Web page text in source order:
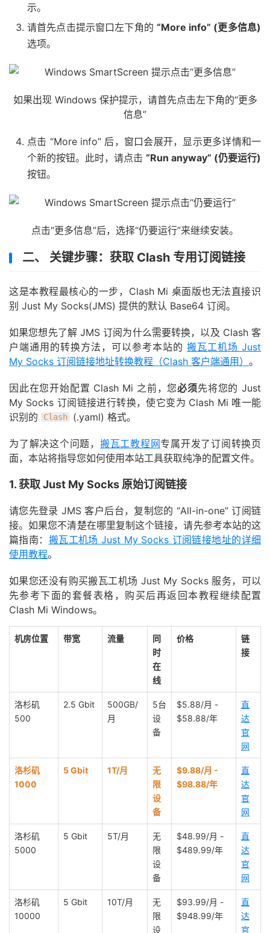
示。
请首先点击提示窗口左下角的 “More info” (更多信息)
选项。
如果出现 Windows 保护提示，请首先点击左下角的“更多
信息”
点击 “More info” 后，窗口会展开，显示更多详情和一
个新的按钮。此时，请点击 “Run anyway” (仍要运行)
按钮。
点击“更多信息”后，选择“仍要运行”来继续安装。
二、 关键步骤：获取 Clash 专用订阅链接
这是本教程最核心的一步，Clash Mi 桌面版也无法直接识
别 Just My Socks(JMS) 提供的默认 Base64 订阅。
如果您想先了解 JMS 订阅为什么需要转换，以及 Clash 客
户端通用的转换方法，可以参考本站的 搬瓦工机场 Just
My Socks 订阅链接地址转换教程（Clash 客户端通用） 。
因此在您开始配置 Clash Mi 之前，您必须先将您的 Just
My Socks 订阅链接进行转换，使它变为 Clash Mi 唯一能
识别的
Clash (.yaml) 格式。
为了解决这个问题， 搬瓦工教程网专属开发了订阅转换页
面，本站将指导您如何使用本站工具获取纯净的配置文件。
1. 获取 Just My Socks 原始订阅链接
请您先登录 JMS 客户后台，复制您的 “All-in-one” 订阅链
接。如果您不清楚在哪里复制这个链接，请先参考本站的这
篇指南： 搬瓦工机场 Just My Socks 订阅链接地址的详细
使用教程。
如果您还没有购买搬瓦工机场 Just My Socks 服务，可以
先参考下面的套餐表格，购买后再返回本教程继续配置
Clash Mi Windows。
机房位置 带宽 流量
同
时
在
线
价格
链
接
洛杉矶
500
2.5 Gbit
500GB/
月
5台
设
备
$5.88/月 -
$58.88/年
直
达
官
网
洛杉矶
1000
5 Gbit 1T/月
无
限
设
备
$9.88/月 -
$98.88/年
直
达
官
网
洛杉矶
5000
5 Gbit 5T/月
无
限
设
备
$48.99/月 -
$489.99/年
直
达
官
网
洛杉矶
10000
5 Gbit 10T/月
无
限
设
$93.99/月 -
$948.99/年
直
达
官